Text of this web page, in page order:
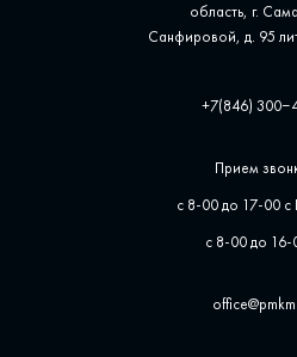
область, г.
Санфировой, д. 95
+7(846)
Прием
с 8-00 до 17-00 с
с 8-00 до 16-